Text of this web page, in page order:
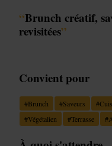
“Brunch créatif,
revisitées”
Convient pour
#Brunch #Saveurs #
#Végétalien #Terrasse #